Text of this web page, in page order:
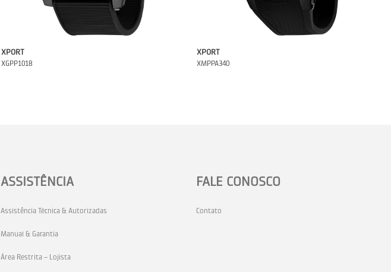
XPORT
XGPP1018
XPORT
XMPPA340
ASSISTÊNCIA
Assistência Técnica & Autorizadas
Manual & Garantia
Área Restrita – Lojista
FALE CONOSCO
Contato